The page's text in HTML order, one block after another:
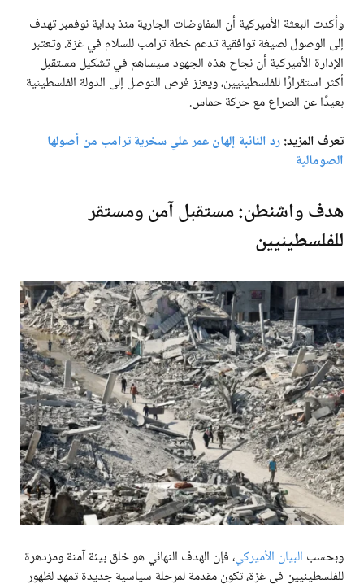
وأكدت البعثة الأميركية أن المفاوضات الجارية منذ بداية نوفمبر تهدف
إلى الوصول لصيغة توافقية تدعم خطة ترامب للسلام في غزة. وتعتبر
الإدارة الأميركية أن نجاح هذه الجهود سيساهم في تشكيل مستقبل
أكثر استقرارًا للفلسطينيين، ويعزز فرص التوصل إلى الدولة الفلسطينية
بعيدًا عن الصراع مع حركة حماس.
تعرف المزيد:رد النائبة إلهان عمر علي سخرية ترامب من أصولها
الصومالية
هدف واشنطن: مستقبل آمن ومستقر
للفلسطينيين
وبحسب البيان الأميركي، فإن الهدف النهائي هو خلق بيئة آمنة ومزدهرة
للفلسطينيين في غزة، تكون مقدمة لمرحلة سياسية جديدة تمهد لظهور